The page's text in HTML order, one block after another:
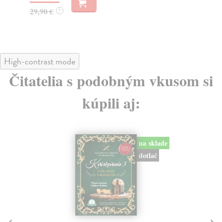
23,66 €
High-contrast mode
Čitatelia s podobným vkusom si
kúpili aj: